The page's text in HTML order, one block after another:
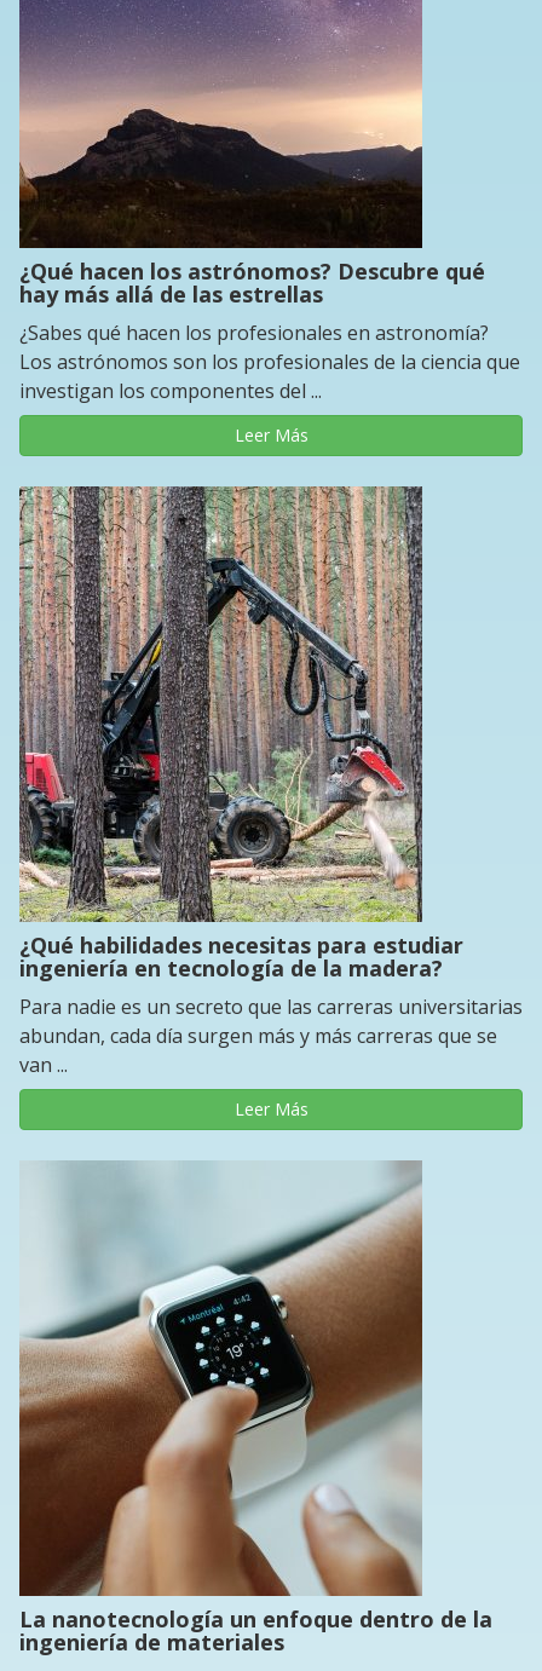
¿Qué hacen los astrónomos? Descubre qué
hay más allá de las estrellas
¿Sabes qué hacen los profesionales en astronomía?
Los astrónomos son los profesionales de la ciencia que
investigan los componentes del ...
Leer Más
¿Qué habilidades necesitas para estudiar
ingeniería en tecnología de la madera?
Para nadie es un secreto que las carreras universitarias
abundan, cada día surgen más y más carreras que se
van ...
Leer Más
La nanotecnología un enfoque dentro de la
ingeniería de materiales